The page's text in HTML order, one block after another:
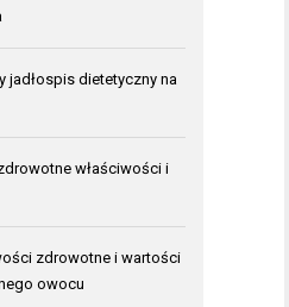
jadłospis dietetyczny na
właściwości i
zdrowotne i wartości
owocu